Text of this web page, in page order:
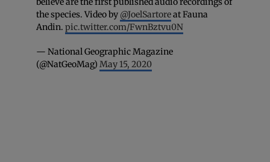
the species. Video by @JoelSartoreat Fauna
Andin. pic.twitter.com/FwnBztvu0N
— National Geographic Magazine
(@NatGeoMag) May 15, 2020